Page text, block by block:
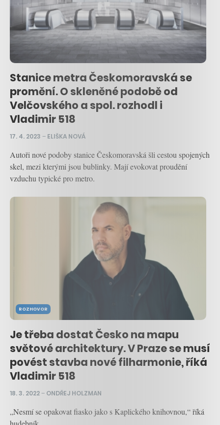
Stanice metra Českomoravská se
promění. O skleněné podobě od
Velčovského a spol. rozhodl i
Vladimir 518
17. 4. 2023 – ELIŠKA NOVÁ
Autoři nové podoby stanice Českomoravská šli cestou spojených
skel, mezi kterými jsou bublinky. Mají evokovat proudění
vzduchu typické pro metro.
ROZHOVOR
Je třeba dostat Česko na mapu
světové architektury. V Praze se musí
povést stavba nové filharmonie, říká
Vladimir 518
18. 3. 2022– ONDŘEJ HOLZMAN
„Nesmí se opakovat fiasko jako s Kaplického knihovnou,“ říká